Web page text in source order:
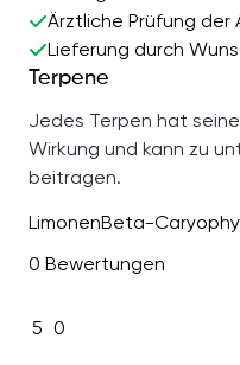
Ärztliche Prüfung der
Lieferung durch
Terpene
Jedes Terpen hat
Wirkung und kann zu
beitragen.
LimonenBeta-
0 Bewertungen
5 0